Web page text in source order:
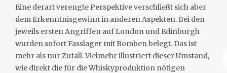
Eine derart verengte Perspektive verschließt sich aber
dem Erkenntnisgewinn in anderen Aspekten. Bei den
jeweils ersten Angriffen auf London und Edinburgh
wurden sofort Fasslager mit Bomben belegt. Das ist
mehr als nur Zufall. Vielmehr illustriert dieser Umstand,
wie direkt die für die Whiskyproduktion nötigen